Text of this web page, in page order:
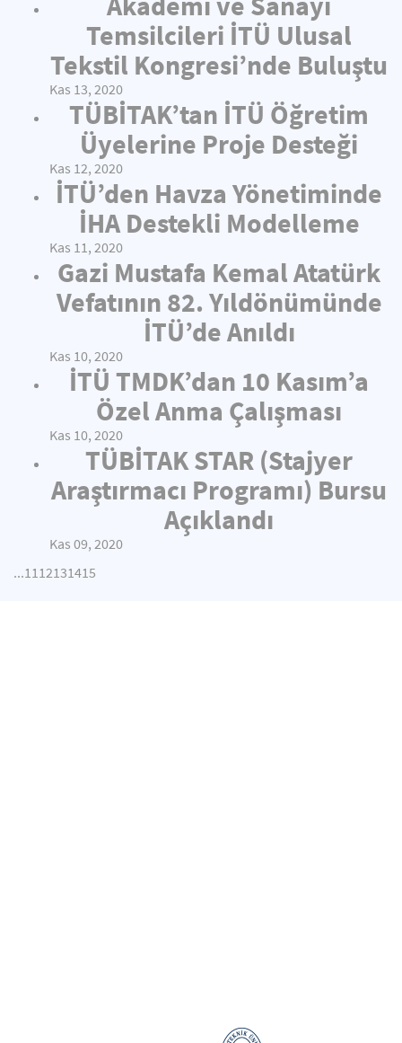
Temsilcileri İTÜ Ulusal
Tekstil Kongresi’nde Buluştu
Kas 13, 2020
TÜBİTAK’tan İTÜ Öğretim
Üyelerine Proje Desteği
Kas 12, 2020
İTÜ’den Havza Yönetiminde
İHA Destekli Modelleme
Kas 11, 2020
Gazi Mustafa Kemal Atatürk
Vefatının 82. Yıldönümünde
İTÜ’de Anıldı
Kas 10, 2020
İTÜ TMDK’dan 10 Kasım’a
Özel Anma Çalışması
Kas 10, 2020
TÜBİTAK STAR (Stajyer
Araştırmacı Programı) Bursu
Açıklandı
Kas 09, 2020
...1112131415